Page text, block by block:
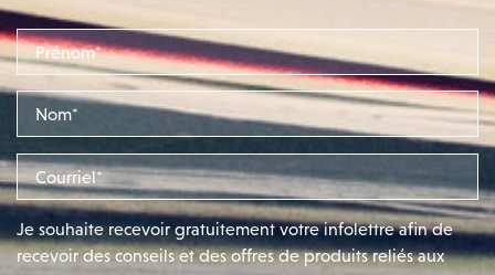
Je souhaite recevoir gratuitement votre infolettre afin de
recevoir des conseils et des offres de produits reliés aux